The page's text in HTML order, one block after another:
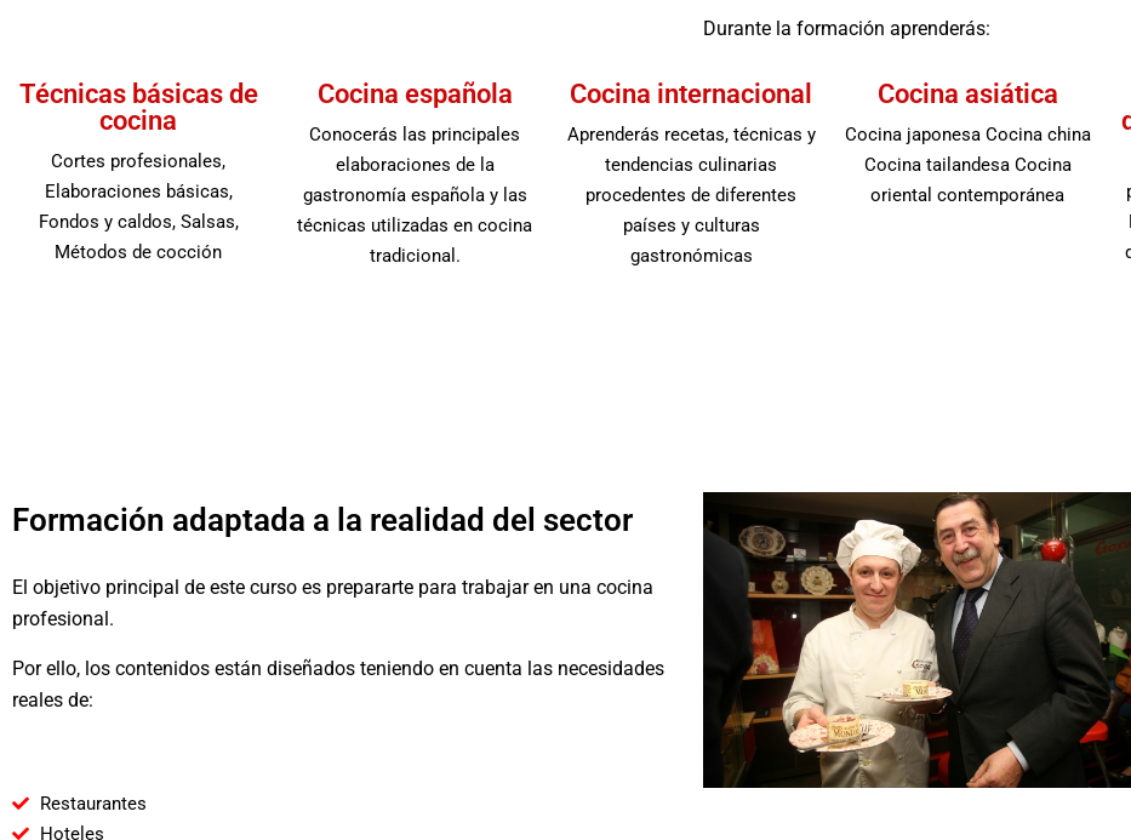
Durante la formación aprenderás:
Técnicas básicas de
cocina
Cortes profesionales,
Elaboraciones básicas,
Fondos y caldos, Salsas,
Métodos de cocción
Cocina española
Conocerás las principales
elaboraciones de la
gastronomía española y las
técnicas utilizadas en cocina
tradicional.
Cocina internacional
Aprenderás recetas, técnicas y
tendencias culinarias
procedentes de diferentes
países y culturas
gastronómicas
Cocina asiática
Cocina japonesa Cocina china
Cocina tailandesa Cocina
oriental contemporánea
Formación adaptada a la realidad del sector
El objetivo principal de este curso es prepararte para trabajar en una cocina
profesional.
Por ello, los contenidos están diseñados teniendo en cuenta las necesidades
reales de:
Restaurantes
Hoteles